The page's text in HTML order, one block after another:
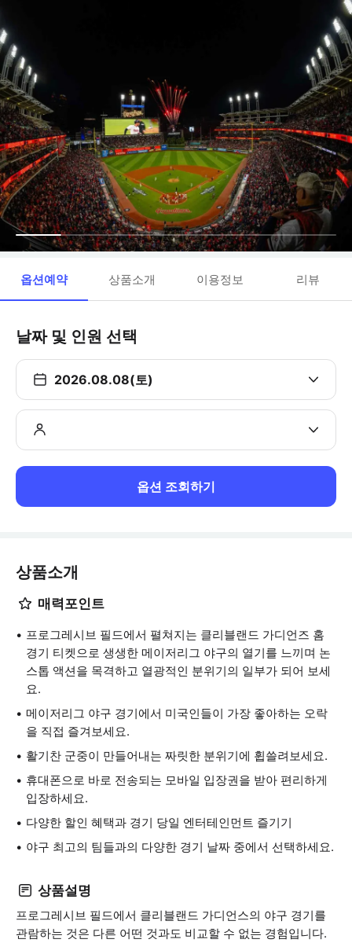
옵션예약 상품소개 이용정보 리뷰
날짜 및 인원 선택
2026.08.08(토)
옵션 조회하기
상품소개
매력포인트
프로그레시브 필드에서 펼쳐지는 클리블랜드 가디언즈 홈
경기 티켓으로 생생한 메이저리그 야구의 열기를 느끼며 논
스톱 액션을 목격하고 열광적인 분위기의 일부가 되어 보세
요.
메이저리그 야구 경기에서 미국인들이 가장 좋아하는 오락
을 직접 즐겨보세요.
활기찬 군중이 만들어내는 짜릿한 분위기에 휩쓸려보세요.
휴대폰으로 바로 전송되는 모바일 입장권을 받아 편리하게
입장하세요.
다양한 할인 혜택과 경기 당일 엔터테인먼트 즐기기
야구 최고의 팀들과의 다양한 경기 날짜 중에서 선택하세요.
상품설명
프로그레시브 필드에서 클리블랜드 가디언스의 야구 경기를
관람하는 것은 다른 어떤 것과도 비교할 수 없는 경험입니다.